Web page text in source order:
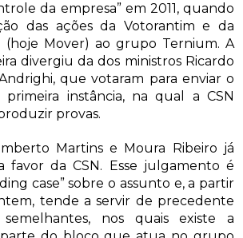
da empresa” em 2011, quando
das ações da Votorantim e da
(hoje Mover) ao grupo Ternium. A
divergiu da dos ministros Ricardo
que votaram para enviar o
instância, na qual a CSN
provas.
Martins e Moura Ribeiro já
favor da CSN. Esse julgamento é
case” sobre o assunto e, a partir
tende a servir de precedente
semelhantes, nos quais existe a